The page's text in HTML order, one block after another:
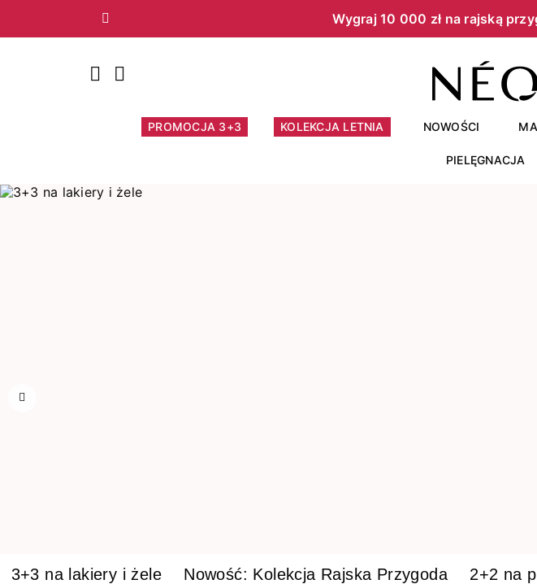
Wygraj 10 000 zł na rajską
Poprzedni
PROMOCJA 3+3 KOLEKCJA LETNIA NOWOŚCI
PIELĘGNACJA
3+3 na lakiery i żele Nowość: Kolekcja Rajska Przygoda 2+2 na